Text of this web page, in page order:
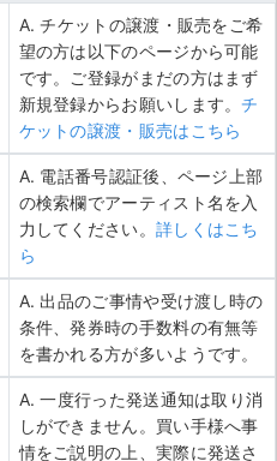
A. チケットの譲渡・販売をご希
望の方は以下のページから可能
です。ご登録がまだの方はまず
新規登録からお願いします。チ
ケットの譲渡・販売はこちら
A. 電話番号認証後、ページ上部
の検索欄でアーティスト名を入
力してください。 詳しくはこち
ら
A. 出品のご事情や受け渡し時の
条件、発券時の手数料の有無等
を書かれる方が多いようです。
A. 一度行った発送通知は取り消
しができません。買い手様へ事
情をご説明の上、実際に発送さ